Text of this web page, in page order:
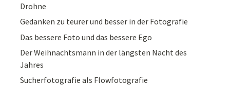
Drohne
Gedanken zu teurer und besser in der Fotografie
Das bessere Foto und das bessere Ego
Der Weihnachtsmann in der längsten Nacht des
Jahres
Sucherfotografie als Flowfotografie